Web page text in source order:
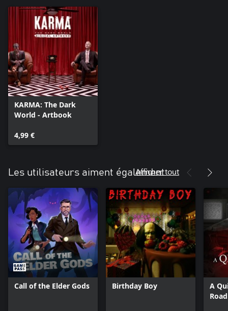
KARMA: The Dark
World - Artbook
4,99 €
Les utilisateurs aiment également
Afficher tout
Call of the Elder Gods Birthday Boy
A